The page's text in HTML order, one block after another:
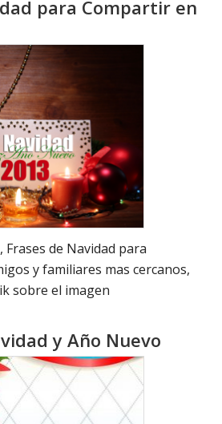
para Compartir en
Frases de Navidad para
y familiares mas cercanos,
sobre el imagen
y Año Nuevo